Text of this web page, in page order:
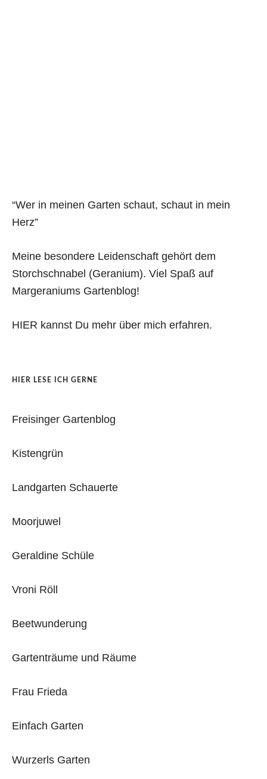
“Wer in meinen Garten schaut, schaut in mein
Herz”
Meine besondere Leidenschaft gehört dem
Storchschnabel (Geranium). Viel Spaß auf
Margeraniums Gartenblog!
HIER kannst Du mehr über mich erfahren.
HIER LESE ICH GERNE
Freisinger Gartenblog
Kistengrün
Landgarten Schauerte
Moorjuwel
Geraldine Schüle
Vroni Röll
Beetwunderung
Gartenträume und Räume
Frau Frieda
Einfach Garten
Wurzerls Garten